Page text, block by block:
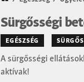
Sürgősségi
EGÉSZSÉG
A sürgősségi
aktívak!